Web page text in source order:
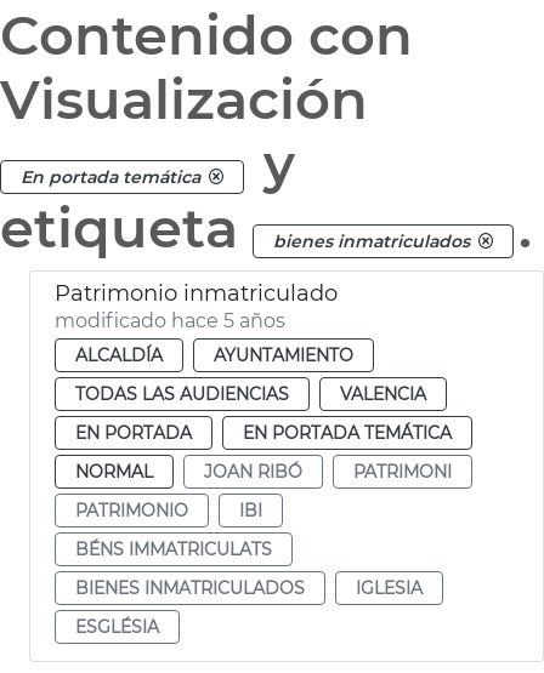
Contenido con
Visualización
En portada temática
y
etiqueta
bienes inmatriculados .
Patrimonio inmatriculado
modificado hace 5 años
ALCALDÍA
AYUNTAMIENTO
TODAS LAS AUDIENCIAS
VALENCIA
EN PORTADA
EN PORTADA TEMÁTICA
NORMAL
JOAN RIBÓ
PATRIMONI
PATRIMONIO
IBI
BÉNS IMMATRICULATS
BIENES INMATRICULADOS
IGLESIA
ESGLÉSIA